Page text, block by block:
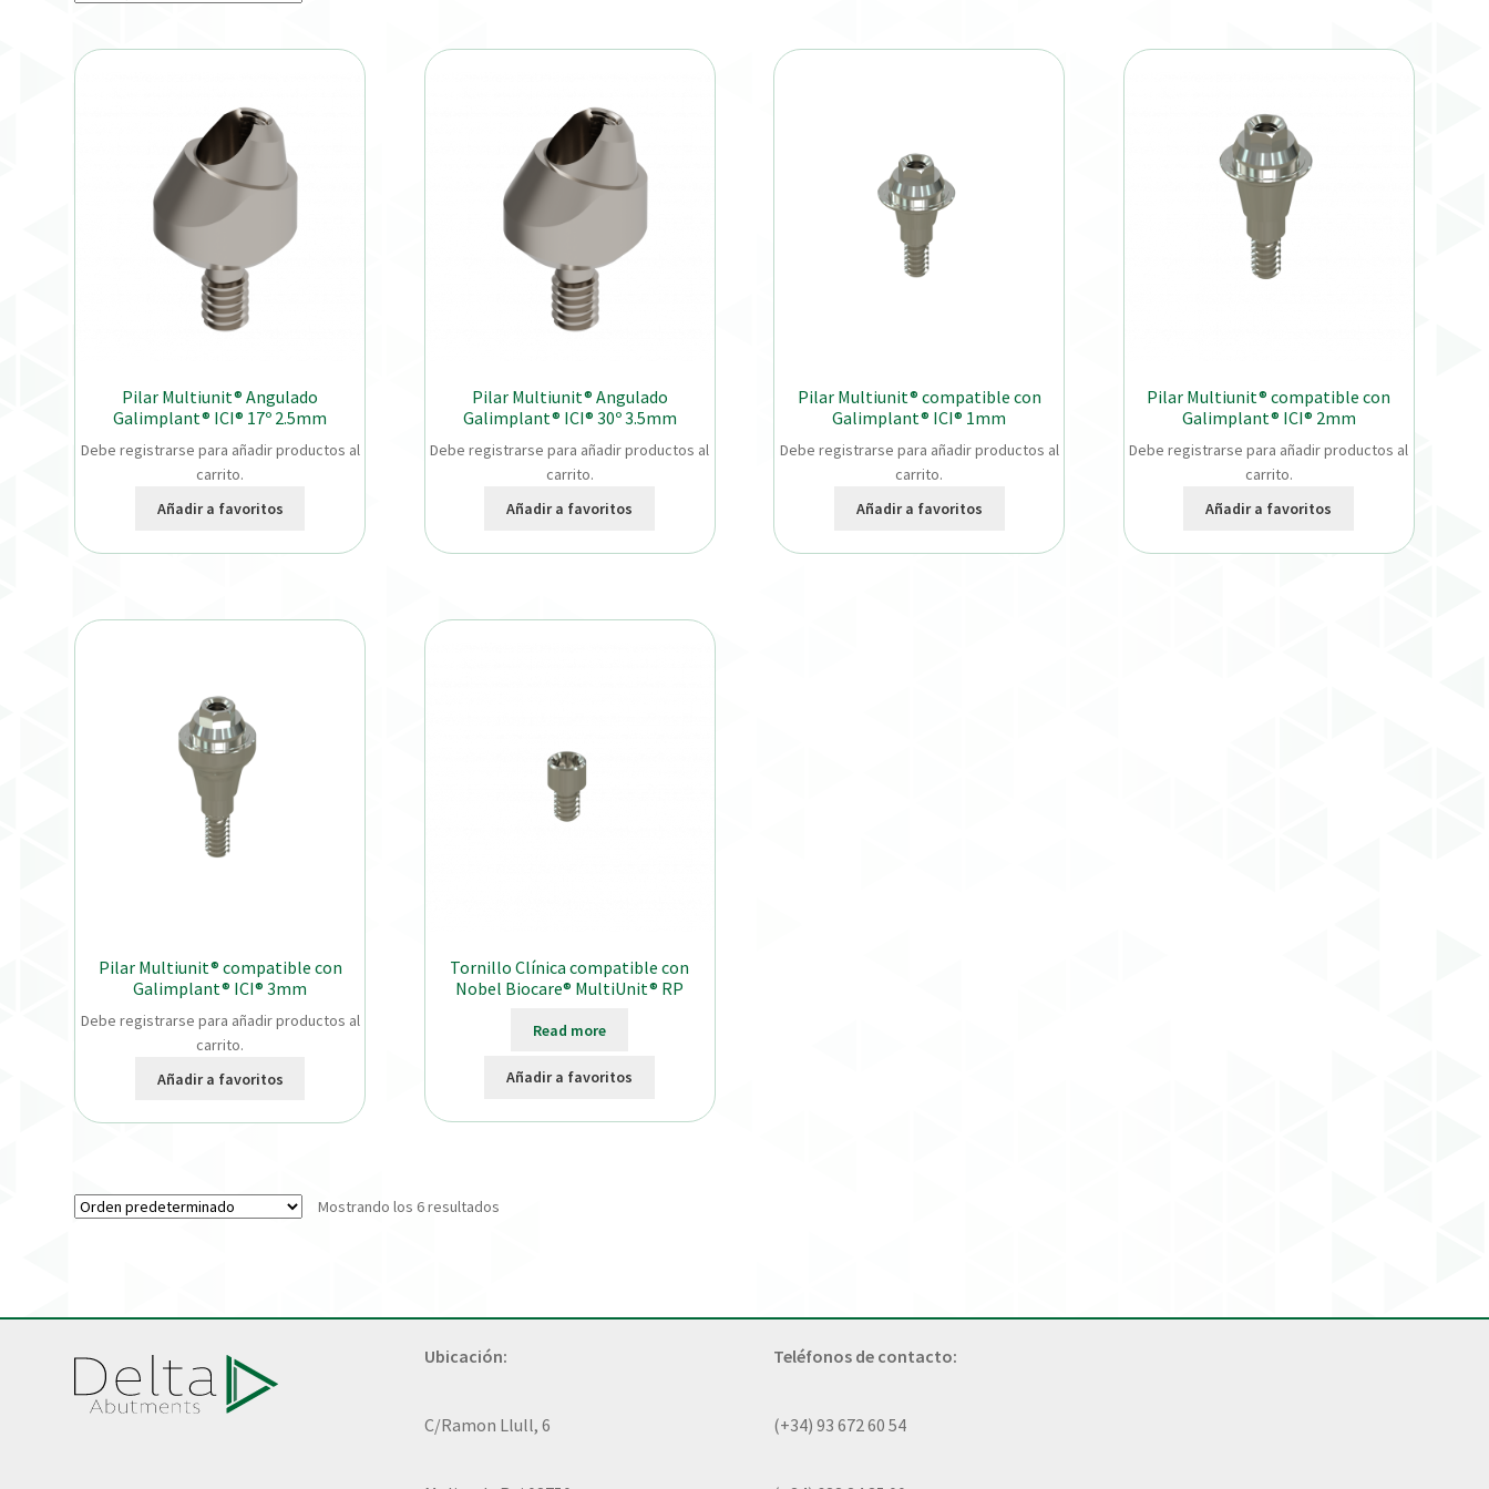
Pilar Multiunit® Angulado
Galimplant® ICI® 17º 2.5mm
Debe registrarse para añadir productos al
carrito.
Añadir a favoritos
Pilar Multiunit® Angulado
Galimplant® ICI® 30º 3.5mm
Debe registrarse para añadir productos al
carrito.
Añadir a favoritos
Pilar Multiunit® compatible con
Galimplant® ICI® 1mm
Debe registrarse para añadir productos al
carrito.
Añadir a favoritos
Pilar Multiunit® compatible con
Galimplant® ICI® 2mm
Debe registrarse para añadir productos al
carrito.
Añadir a favoritos
Pilar Multiunit® compatible con
Galimplant® ICI® 3mm
Debe registrarse para añadir productos al
carrito.
Añadir a favoritos
Tornillo Clínica compatible con
Nobel Biocare® MultiUnit® RP
Read more
Añadir a favoritos
Mostrando los 6 resultados
Ubicación:
C/Ramon Llull, 6
Teléfonos de contacto:
(+34) 93 672 60 54